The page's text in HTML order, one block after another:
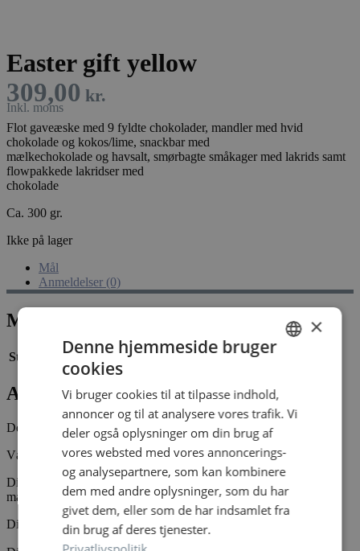
Easter gift yellow
309,00 kr.
Flot gaveæske med 9 fyldte chokolader, mandler med hvid
chokolade og kokos/lime, snackbar med
mælkechokolade og havsalt, smørbagte småkager med lakrids samt
flowpakkede lakridser med
chokolade
Ca. 300 gr.
Ikke på lager
Mål
Anmeldelser (0)
Mål
Størrelse 21,8 × 21,4 × 6,8 cm
Anmeldelser
Der er endnu ikke nogle anmeldelser.
Vær den første til at anmelde “Easter gift yellow”
Din e-mailadresse vil ikke blive publiceret.
markeret med*
Din bedømmelse
DANISH
×
Denne hjemmeside bruger
cookies
Vi bruger cookies til at tilpasse indhold,
annoncer og til at analysere vores trafik. Vi
deler også oplysninger om din brug af
vores websted med vores annoncerings-
og analysepartnere, som kan kombinere
dem med andre oplysninger, som du har
givet dem, eller som de har indsamlet fra
din brug af deres tjenester.